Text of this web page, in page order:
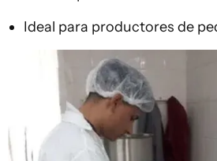
Ideal para productores de